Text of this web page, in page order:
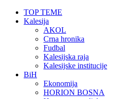
TOP TEME
Kalesija
AKOL
Crna hronika
Fudbal
Kalesijska raja
Kalesijske institucije
BiH
Ekonomija
HORION BOSNA